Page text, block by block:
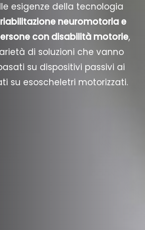
esigenze della tecnologia
riabilitazione neuromotoria e
con disabilità motorie,
di soluzioni che vanno
su dispositivi passivi ai
su esoscheletri motorizzati.